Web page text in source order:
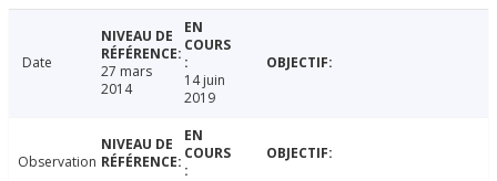
Date
27 mars
2014
14 juin
2019
Observation